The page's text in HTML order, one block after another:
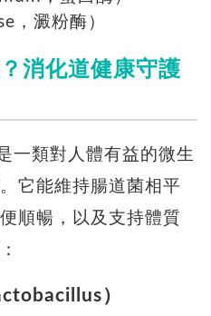
，澱粉酶）
消化道健康守護
一類對人體有益的微生
它能維持腸道菌相平
順暢，以及支持體質
）